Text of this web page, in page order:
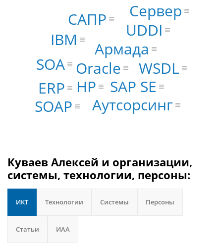
Oracle
Армада
HP
IBM
SAP SE
UDDI
SOA
SOAP Аутсорсинг
САПР
WSDL
ERP
Сервер
Куваев Алексей и организации,
системы, технологии, персоны:
ИКТ Технологии Системы Персоны
Статьи ИАА